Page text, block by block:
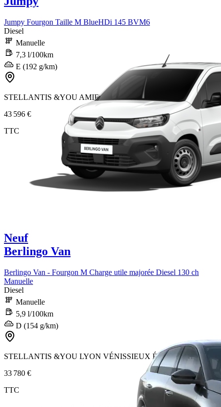
Jumpy Fourgon Taille M BlueHDi 145 BVM6
Diesel
Manuelle
7,3 l/100km
E (192 g/km)
STELLANTIS &YOU AMIENS
43 596 €
TTC
Neuf
Berlingo Van
Berlingo Van - Fourgon M Charge utile majorée Diesel 130 ch
Manuelle
Diesel
Manuelle
5,9 l/100km
D (154 g/km)
STELLANTIS &YOU LYON VÉNISSIEUX ÉTATS-UNIS
33 780 €
TTC